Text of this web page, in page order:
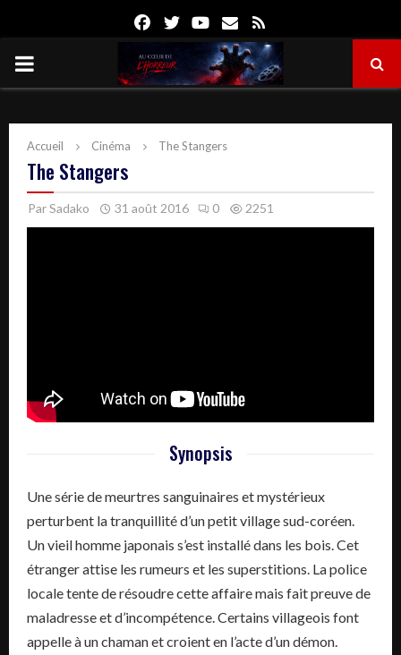
FacebookTwitterYoutube
Email
PRIMARY
Accueil Cinéma The Stangers
The Stangers
ParSadako 31 août 2016 0 2251
Synopsis
Une série de meurtres sanguinaires et mystérieux
perturbent la tranquillité d’un petit village sud-coréen.
Un vieil homme japonais s’est installé dans les bois. Cet
étranger attise les rumeurs et les superstitions. La police
locale tente de résoudre cette affaire mais fait preuve de
maladresse et d’incompétence. Certains villageois font
appelle à un chaman et croient en l’acte d’un démon.